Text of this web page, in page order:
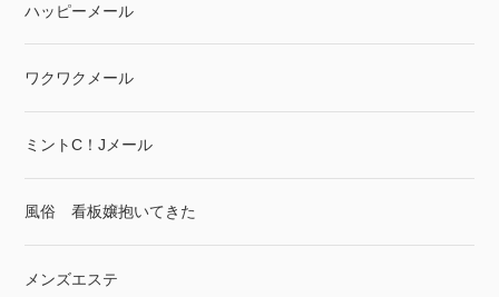
ハッピーメール
ワクワクメール
ミントC！Jメール
風俗 看板嬢抱いてきた
メンズエステ